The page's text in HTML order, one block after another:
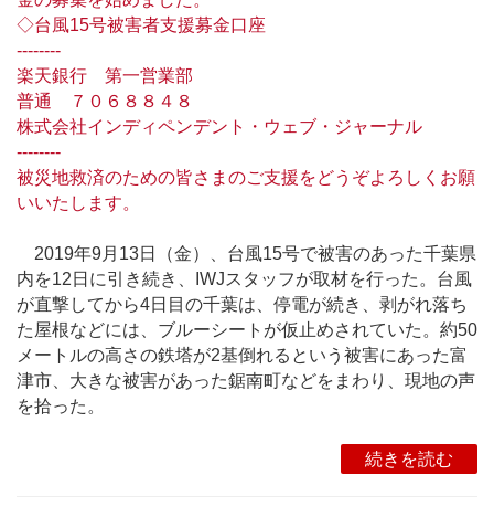
◇台風15号被害者支援募金口座
--------
楽天銀行 第一営業部
普通 ７０６８８４８
株式会社インディペンデント・ウェブ・ジャーナル
--------
被災地救済のための皆さまのご支援をどうぞよろしくお願
いいたします。
2019年9月13日（金）、台風15号で被害のあった千葉県
内を12日に引き続き、IWJスタッフが取材を行った。台風
が直撃してから4日目の千葉は、停電が続き、剥がれ落ち
た屋根などには、ブルーシートが仮止めされていた。約50
メートルの高さの鉄塔が2基倒れるという被害にあった富
津市、大きな被害があった鋸南町などをまわり、現地の声
を拾った。
続きを読む